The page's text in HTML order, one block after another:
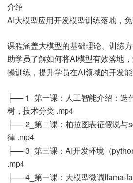
介绍
AI大模型应用开发模型训练落地，免
课程涵盖大模型的基础理论、训练
助学员了解如何将AI模型有效落地
操训练，提升学员在AI领域的开发能
├── 1_第一课：人工智能介绍：迭
树，技术分类 .mp4
├── 2_第二课：柏拉图表征假说与
律 .mp4
├── 3_第三课：AI开发环境（
.mp4
├── 4_第一课：大模型微调llama-